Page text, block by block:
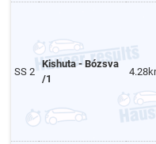
SS 2
Kishuta - Bózsva
/1